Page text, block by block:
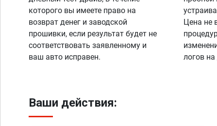
которого вы имеете право на
возврат денег и заводской
прошивки, если результат будет не
соответствовать заявленному и
ваш авто исправен.
Цена не
логов на
Ваши действия: